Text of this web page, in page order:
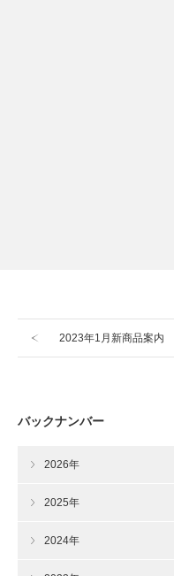
2023年1月新商品案内
バックナンバー
2026年
2025年
2024年